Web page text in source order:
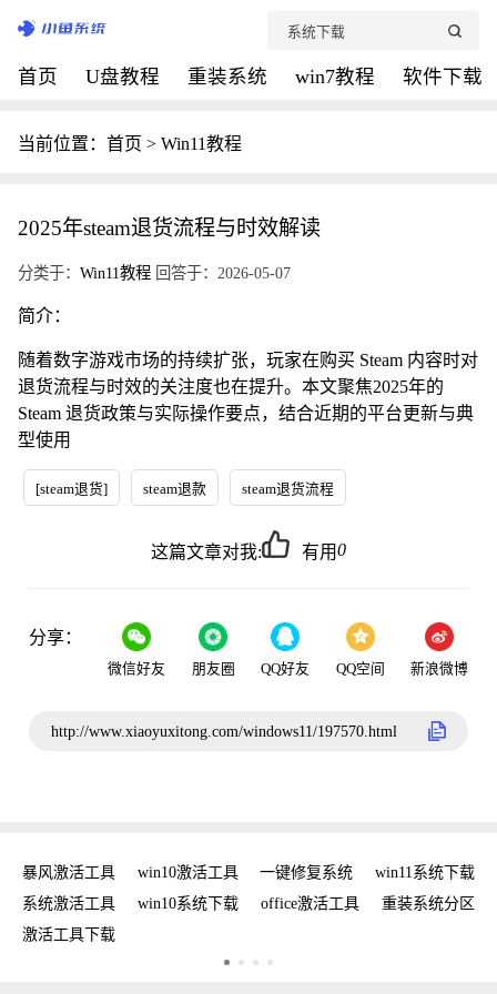
首页 U盘教程 重装系统 win7教程 软件下载
当前位置： 首页 > Win11教程
2025年steam退货流程与时效解读
分类于： Win11教程 回答于：2026-05-07
简介：
随着数字游戏市场的持续扩张，玩家在购买 Steam 内容时对
退货流程与时效的关注度也在提升。本文聚焦2025年的
Steam 退货政策与实际操作要点，结合近期的平台更新与典
型使用
[steam退货] steam退款 steam退货流程
这篇文章对我: 有用0
分享：
微信好友 朋友圈 QQ好友 QQ空间 新浪微博
http://www.xiaoyuxitong.com/windows11/197570.html
暴风激活工具 win10激活工具 一键修复系统
win11系统下载
系统激活工具
win10系统下载 office激活工具
重装系统分区
激活工具下载